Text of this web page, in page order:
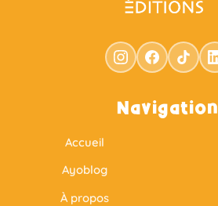
Navigation
Accueil
Ayoblog
À propos